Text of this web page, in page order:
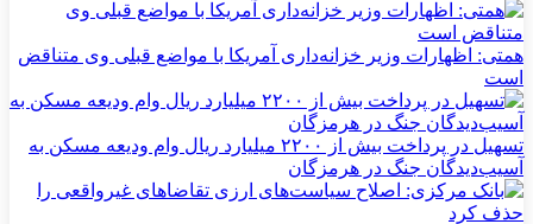
همتی: اظهارات وزیر خزانه‌داری آمریکا با مواضع قبلی وی متناقض
است
تسهیل در پرداخت بیش از ۲۲۰۰ میلیارد ریال وام ودیعه مسکن به
آسیب‌دیدگان جنگ در هرمزگان